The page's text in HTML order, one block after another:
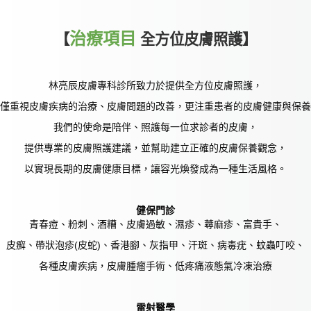
【治療項目 全方位皮膚照護】
林亮辰皮膚專科診所致力於提供全方位皮膚照護，
重視皮膚疾病的治療、皮膚問題的改善，更注重患者的皮膚健康與保
我們的使命是陪伴、照護每一位求診者的皮膚，
提供專業的皮膚照護建議，並幫助建立正確的皮膚保養觀念，
以實現長期的皮膚健康目標，讓容光煥發成為一種生活風格。
健保門診
青春痘、粉刺、酒糟、皮膚過敏、濕疹、蕁麻疹、富貴手、
皮癬、帶狀泡疹(皮蛇)、香港腳、灰指甲、汗斑、病毒疣、蚊蟲叮咬、
各種皮膚疾病，皮膚腫瘤手術、低疼痛液態氣冷凍治療
雷射醫學